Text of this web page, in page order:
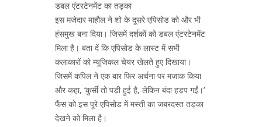
डबल एंटरटेनमेंट का तड़का
इस मजेदार माहौल ने शो के दूसरे एपिसोड को और भी
हंसमुख बना दिया। जिसमें दर्शकों को डबल एंटरटेनमेंट
मिला है। बता दें कि एपिसोड के लास्ट में सभी
कलाकारों को म्यूजिकल चेयर खेलते हुए दिखाया।
जिसमें कपिल ने एक बार फिर अर्चना पर मजाक किया
और कहा, ‘कुर्सी तो पड़ी हुई है, लेकिन बंदा हड़प गईं।’
फैंस को इस पूरे एपिसोड में मस्ती का जबरदस्त तड़का
देखने को मिला है।